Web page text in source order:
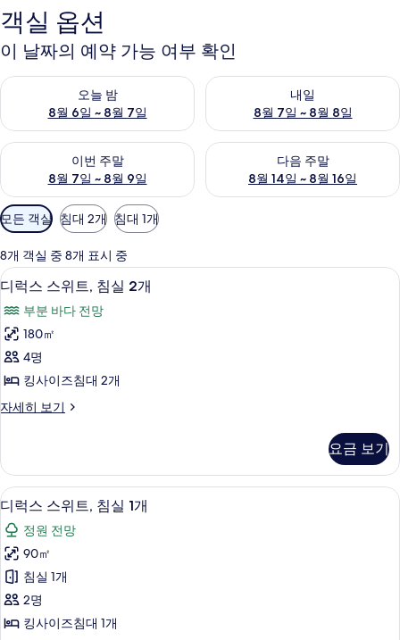
객실 옵션
이 날짜의 예약 가능 여부 확인
오늘 밤
8월 6일 ~ 8월 7일
오늘 밤 예약 가능 여부 확인, 8월 6일 ~ 8월 7일
내일
8월 7일 ~ 8월 8일
내일 예약 가능 여부 확인, 8월
이번 주말
8월 7일 ~ 8월 9일
이번 주말 예약 가능 여부 확인, 8월 7일 ~ 8월 9일
다음 주말
8월 14일 ~ 8월 16일
다음 주말 예약 가능 여부 확인,
객
실
에
사
용
가
능
한
터
모든 객실 침대 2개 침대 1개
8개 객실 중 8개 표시 중
디
럭
스
스
위
침
2
개
사
진
모
두
보
기
디럭스 스위트, 침실 2개 | 미니바, 객
14
디럭스 스위트, 침실 2개
부분 바다 전망
180㎡
4명
킹사이즈침대 2개
자세히 보기
디
위
트,
침
실
2
개
자
세
히
보
기
요금 보기
디
럭
스
스
위
트,
디럭스 스위트, 침실 1개 | 미니바, 객실
12
디럭스 스위트, 침실 1개
정원 전망
90㎡
침실 1개
2명
킹사이즈침대 1개